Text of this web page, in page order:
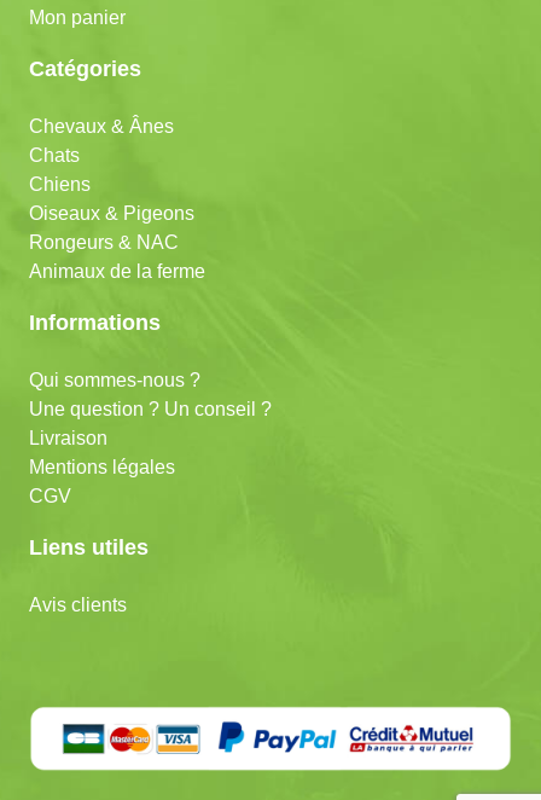
Mon panier
Catégories
Chevaux & Ânes
Chats
Chiens
Oiseaux & Pigeons
Rongeurs & NAC
Animaux de la ferme
Informations
Qui sommes-nous ?
Une question ? Un conseil ?
Livraison
Mentions légales
CGV
Liens utiles
Avis clients